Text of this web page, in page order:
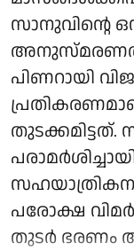
സാനുവിന്റെ
പിണറായി
തുടക്കമിട്ടത്.
പരോക്ഷ
തുടര്‍ ഭരണം